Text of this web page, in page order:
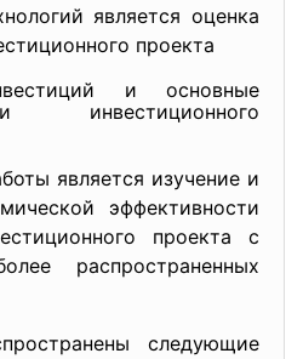
является оценка
проекта
и основные
инвестиционного
является изучение и
эффективности
проекта с
распространенных
следующие